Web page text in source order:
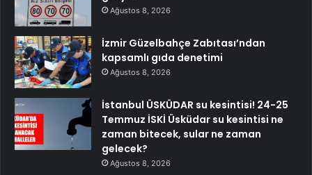
Ağustos 8, 2026
İzmir Güzelbahçe Zabıtası’ndan
kapsamlı gıda denetimi
Ağustos 8, 2026
İstanbul ÜSKÜDAR su kesintisi! 24-25
Temmuz İSKİ Üsküdar su kesintisi ne
zaman bitecek, sular ne zaman
gelecek?
Ağustos 8, 2026